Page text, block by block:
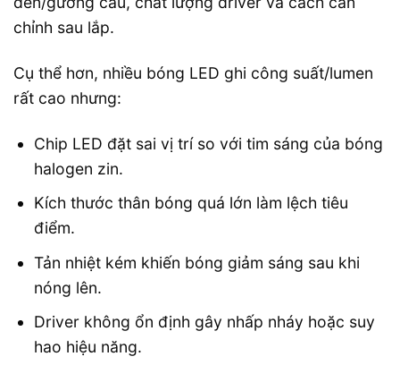
chỉnh sau lắp.
Cụ thể hơn, nhiều bóng LED ghi công suất/lumen
rất cao nhưng:
Chip LED đặt sai vị trí so với tim sáng của bóng
halogen zin.
Kích thước thân bóng quá lớn làm lệch tiêu
điểm.
Tản nhiệt kém khiến bóng giảm sáng sau khi
nóng lên.
Driver không ổn định gây nhấp nháy hoặc suy
hao hiệu năng.